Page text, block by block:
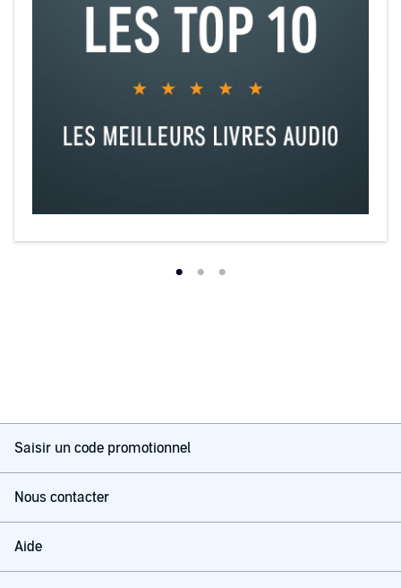
Saisir un code promotionnel
Nous contacter
Aide